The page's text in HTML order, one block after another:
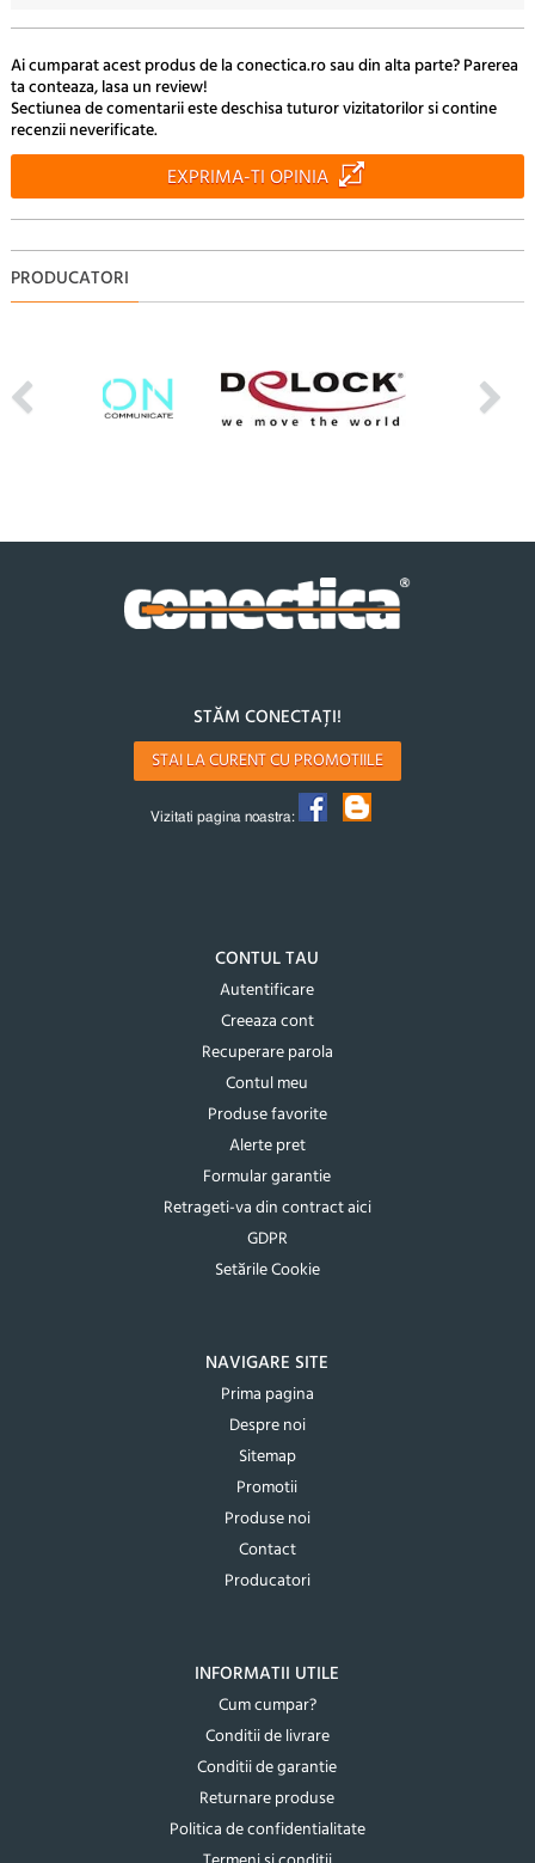
Ai cumparat acest produs de la conectica.ro sau din alta parte? Parerea
ta conteaza, lasa un review!
Sectiunea de comentarii este deschisa tuturor vizitatorilor si contine
recenzii neverificate.
EXPRIMA-TI OPINIA
PRODUCATORI
STĂM CONECTAȚI!
STAI LA CURENT CU PROMOTIILE
Vizitati pagina noastra:
CONTUL TAU
Autentificare
Creeaza cont
Recuperare parola
Contul meu
Produse favorite
Alerte pret
Formular garantie
Retrageti-va din contract aici
GDPR
Setările Cookie
NAVIGARE SITE
Prima pagina
Despre noi
Sitemap
Promotii
Produse noi
Contact
Producatori
INFORMATII UTILE
Cum cumpar?
Conditii de livrare
Conditii de garantie
Returnare produse
Politica de confidentialitate